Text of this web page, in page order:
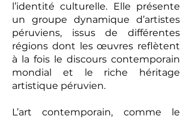
l’identité culturelle. Elle présente
un groupe dynamique d’artistes
péruviens, issus de différentes
régions dont les œuvres reflètent
à la fois le discours contemporain
mondial et le riche héritage
artistique péruvien.
L’art contemporain, comme le